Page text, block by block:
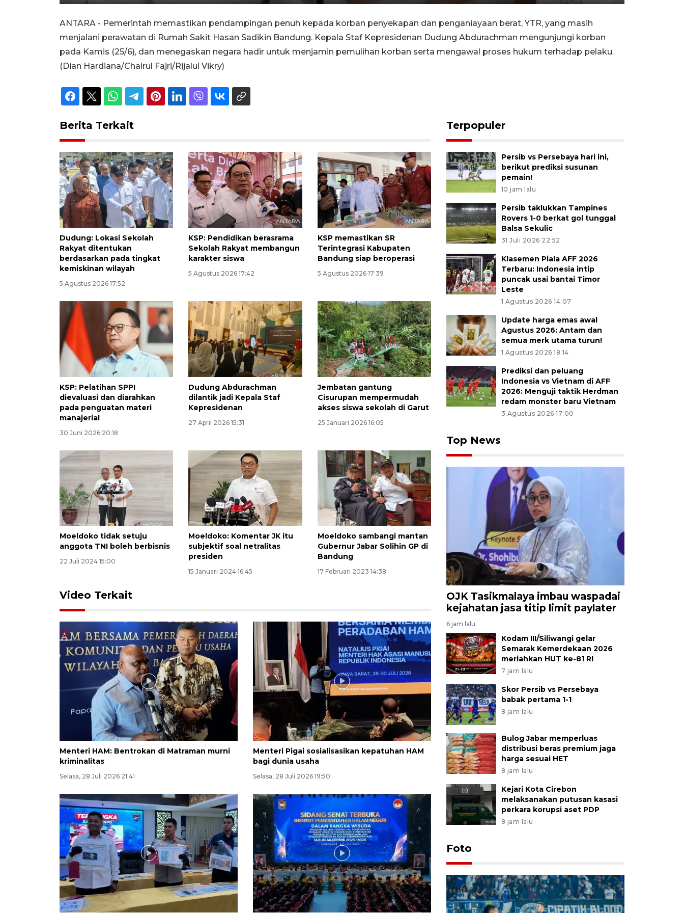
Unmute Play
RewindForward
Settings
PIP Enter
ANTARA - Pemerintah memastikan pendampingan penuh kepada korban penyekapan dan penganiayaan berat, YTR, yang masih
menjalani perawatan di Rumah Sakit Hasan Sadikin Bandung. Kepala Staf Kepresidenan Dudung Abdurachman mengunjungi korban
pada Kamis (25/6), dan menegaskan negara hadir untuk menjamin pemulihan korban serta mengawal proses hukum terhadap pelaku.
(Dian Hardiana/Chairul Fajri/Rijalul Vikry)
Berita Terkait
Dudung: Lokasi Sekolah
Rakyat ditentukan
berdasarkan pada tingkat
kemiskinan wilayah
5 Agustus 2026 17:52
KSP: Pendidikan berasrama
Sekolah Rakyat membangun
karakter siswa
5 Agustus 2026 17:42
KSP memastikan SR
Terintegrasi Kabupaten
Bandung siap beroperasi
5 Agustus 2026 17:39
KSP: Pelatihan SPPI
dievaluasi dan diarahkan
pada penguatan materi
manajerial
30 Juni 2026 20:18
Dudung Abdurachman
dilantik jadi Kepala Staf
Kepresidenan
27 April 2026 15:31
Jembatan gantung
Cisurupan mempermudah
akses siswa sekolah di Garut
25 Januari 2026 16:05
Moeldoko tidak setuju
anggota TNI boleh berbisnis
22 Juli 2024 15:00
Moeldoko: Komentar JK itu
subjektif soal netralitas
presiden
15 Januari 2024 16:45
Moeldoko sambangi mantan
Gubernur Jabar Solihin GP di
Bandung
17 Februari 2023 14:38
Video Terkait
Menteri HAM: Bentrokan di Matraman murni
kriminalitas
Selasa, 28 Juli 2026 21:41
Menteri Pigai sosialisasikan kepatuhan HAM
bagi dunia usaha
Selasa, 28 Juli 2026 19:50
Terpopuler
Persib vs Persebaya hari ini,
berikut prediksi susunan
pemain!
10 jam lalu
Persib taklukkan Tampines
Rovers 1-0 berkat gol tunggal
Balsa Sekulic
31 Juli 2026 22:52
Klasemen Piala AFF 2026
Terbaru: Indonesia intip
puncak usai bantai Timor
Leste
1 Agustus 2026 14:07
Update harga emas awal
Agustus 2026: Antam dan
semua merk utama turun!
1 Agustus 2026 18:14
Prediksi dan peluang
Indonesia vs Vietnam di AFF
2026: Menguji taktik Herdman
redam monster baru Vietnam
3 Agustus 2026 17:00
Top News
OJK Tasikmalaya imbau waspadai
kejahatan jasa titip limit paylater
6 jam lalu
Kodam III/Siliwangi gelar
Semarak Kemerdekaan 2026
meriahkan HUT ke-81 RI
7 jam lalu
Skor Persib vs Persebaya
babak pertama 1-1
8 jam lalu
Bulog Jabar memperluas
distribusi beras premium jaga
harga sesuai HET
8 jam lalu
Kejari Kota Cirebon
melaksanakan putusan kasasi
perkara korupsi aset PDP
8 jam lalu
Foto